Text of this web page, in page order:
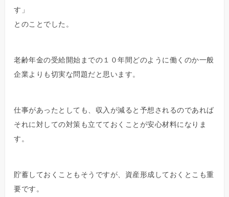
す」
とのことでした。
老齢年金の受給開始までの１０年間どのように働くのか一般
企業よりも切実な問題だと思います。
仕事があったとしても、収入が減ると予想されるのであれば
それに対しての対策も立てておくことが安心材料になりま
す。
貯蓄しておくこともそうですが、資産形成しておくとこも重
要です。